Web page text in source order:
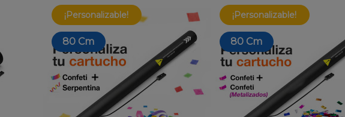
80 Cm
¡Personalizable!
80 Cm
¡Personalizable!